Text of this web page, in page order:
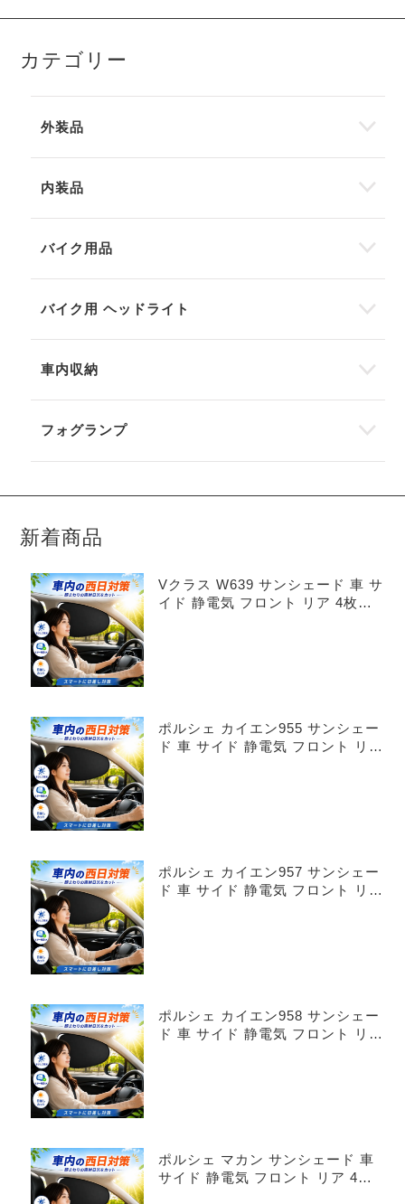
カテゴリー
外装品
内装品
バイク用品
バイク用 ヘッドライト
車内収納
フォグランプ
新着商品
Vクラス W639 サンシェード 車 サ
イド 静電気 フロント リア 4枚セ
ポルシェ カイエン955 サンシェー
ド 車 サイド 静電気 フロント リア
ポルシェ カイエン957 サンシェー
ド 車 サイド 静電気 フロント リア
ポルシェ カイエン958 サンシェー
ド 車 サイド 静電気 フロント リア
ポルシェ マカン サンシェード 車
サイド 静電気 フロント リア 4枚